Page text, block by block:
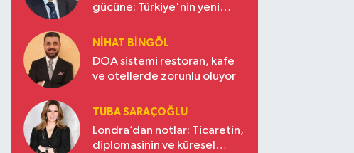
gücüne: Türkiye'nin yeni
NIHAT BINGÖL
DOA sistemi restoran, kafe
ve otellerde zorunlu oluyor
TUBA SARAÇOĞLU
Londra’dan notlar: Ticaretin,
diplomasinin ve küresel